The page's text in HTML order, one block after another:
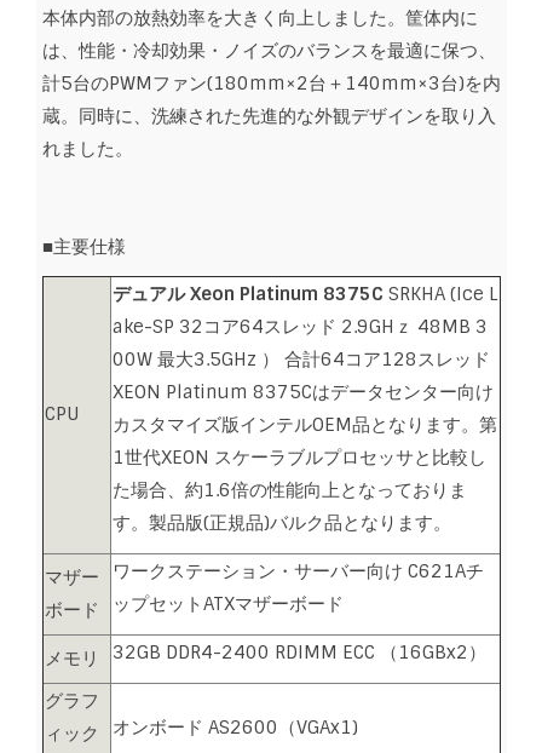
本体内部の放熱効率を大きく向上しました。筐体内に
は、性能・冷却効果・ノイズのバランスを最適に保つ、
計5台のPWMファン(180mm×2台＋140mm×3台)を内
蔵。同時に、洗練された先進的な外観デザインを取り入
れました。
■主要仕様
CPU
デュアル Xeon Platinum 8375C SRKHA (Ice L
ake-SP 32コア64スレッド 2.9GHｚ 48MB 3
00W 最大3.5GHz ） 合計64コア128スレッド
XEON Platinum 8375Cはデータセンター向け
カスタマイズ版インテルOEM品となります。第
1世代XEON スケーラブルプロセッサと比較し
た場合、約1.6倍の性能向上となっておりま
す。製品版(正規品)バルク品となります。
マザー
ボード
ワークステーション・サーバー向け C621Aチ
ップセットATXマザーボード
メモリ
32GB DDR4-2400 RDIMM ECC （16GBx2）
グラフ
ィック
オンボード AS2600（VGAx1)